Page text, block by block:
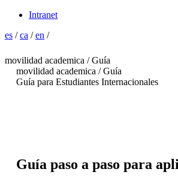
Intranet
es /ca /en /
movilidad academica / Guía
movilidad academica / Guía
Guía para Estudiantes Internacionales
Guía paso a paso para